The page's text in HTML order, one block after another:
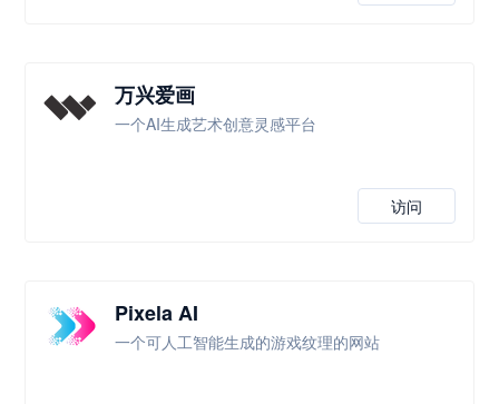
万兴爱画
一个AI生成艺术创意灵感平台
访问
Pixela AI
一个可人工智能生成的游戏纹理的网站